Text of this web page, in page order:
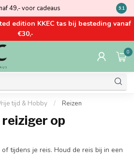
49,- voor cadeaus Kom
9.1
edition KKEC tas bij besteding vanaf
€30,-
0
tijd & Hobby / Reizen
reiziger op
tijdens je reis. Houd de reis bij in een